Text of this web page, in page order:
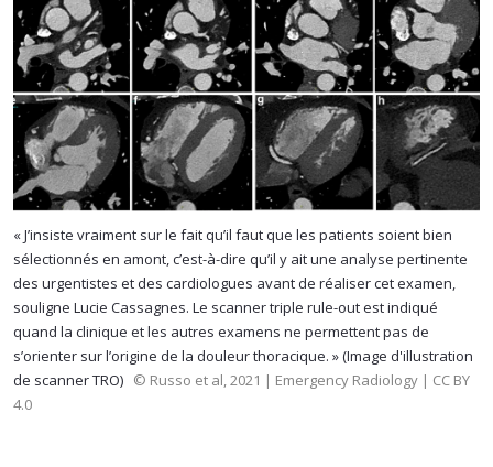
« J’insiste vraiment sur le fait qu’il faut que les patients soient bien
sélectionnés en amont, c’est-à-dire qu’il y ait une analyse pertinente
des urgentistes et des cardiologues avant de réaliser cet examen,
souligne Lucie Cassagnes. Le scanner triple rule-out est indiqué
quand la clinique et les autres examens ne permettent pas de
s’orienter sur l’origine de la douleur thoracique. » (Image d'illustration
de scanner TRO) © Russo et al, 2021 | Emergency Radiology | CC BY
4.0